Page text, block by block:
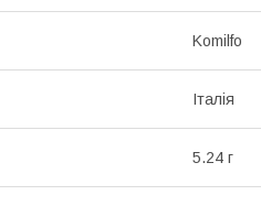
Komilfo
Італія
5.24 г